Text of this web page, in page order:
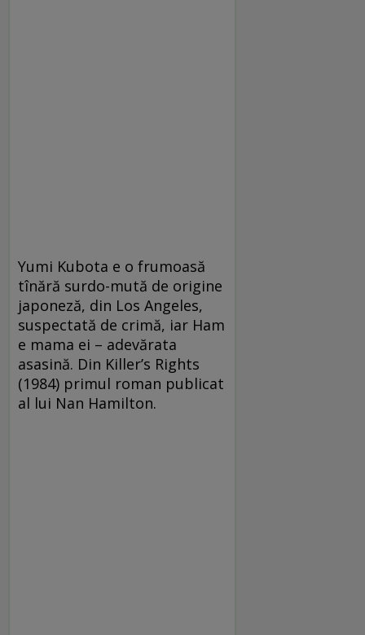
Yumi Kubota e o frumoasă
tînără surdo-mută de origine
japoneză, din Los Angeles,
suspectată de crimă, iar Ham
e mama ei – adevărata
asasină. Din Killer’s Rights
(1984) primul roman publicat
al lui Nan Hamilton.